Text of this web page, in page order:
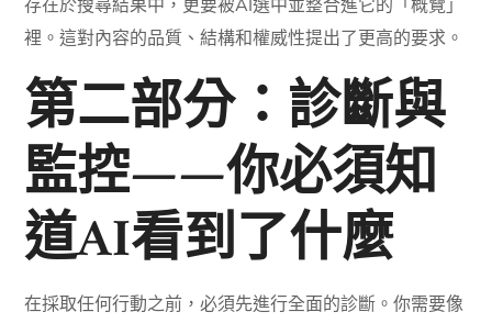
存在於搜尋結果中，更要被AI選中並整合進它的「概覽」
裡。這對內容的品質、結構和權威性提出了更高的要求。
第二部分：診斷與
監控——你必須知
道AI看到了什麼
在採取任何行動之前，必須先進行全面的診斷。你需要像